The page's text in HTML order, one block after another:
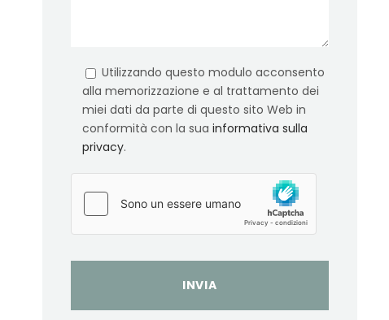
Utilizzando questo modulo acconsento
alla memorizzazione e al trattamento dei
miei dati da parte di questo sito Web in
conformità con la sua informativa sulla
privacy.